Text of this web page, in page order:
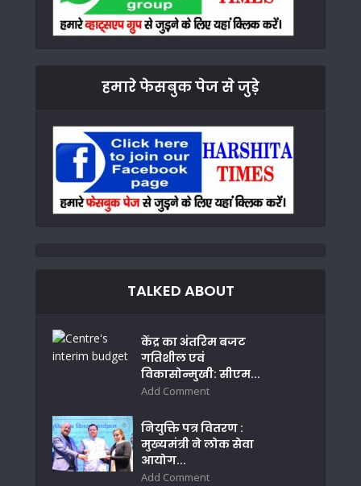
हमारे फेसबुक पेज से जुड़े
TALKED ABOUT
केंद्र का अंतरिम बजट
गतिशील एवं
विकासोन्मुखी: सीएम...
Add Comment
नियुक्ति पत्र वितरण :
मुख्यमंत्री ने लोक सेवा
आयोग...
Add Comment